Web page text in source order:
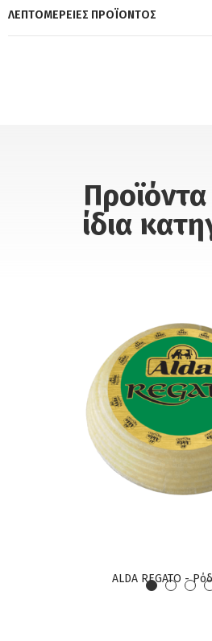
ΛΕΠΤΟΜΈΡΕΙΕΣ ΠΡΟΪΌΝΤΟΣ
ίδια
ALDA REGATO -